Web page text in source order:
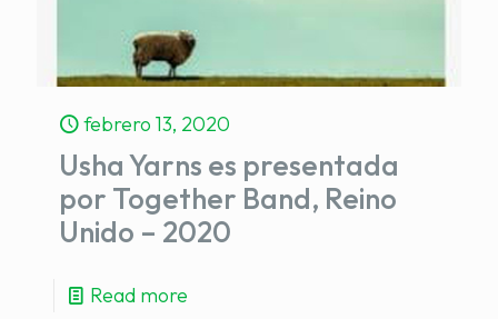
febrero 13, 2020
Usha Yarns es presentada
por Together Band, Reino
Unido – 2020
Read more